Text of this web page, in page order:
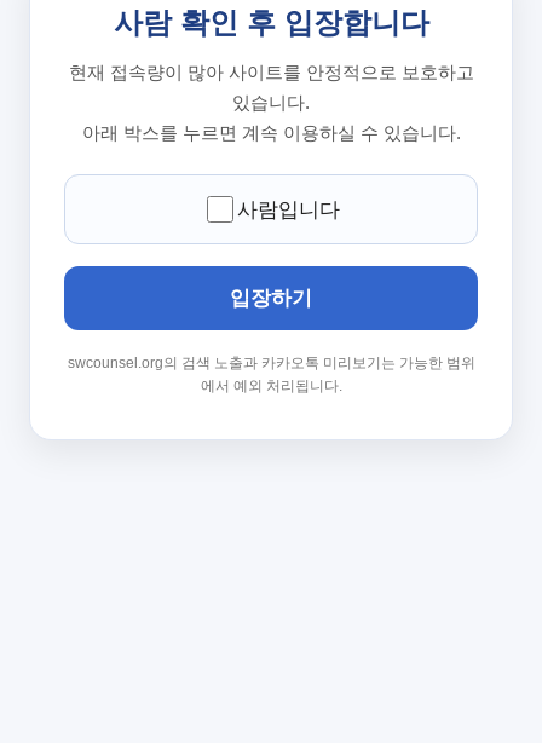
사람 확인 후 입장합니다
현재 접속량이 많아 사이트를 안정적으로 보호하고
있습니다.
아래 박스를 누르면 계속 이용하실 수 있습니다.
사람입니다
입장하기
swcounsel.org의 검색 노출과 카카오톡 미리보기는 가능한 범위
에서 예외 처리됩니다.